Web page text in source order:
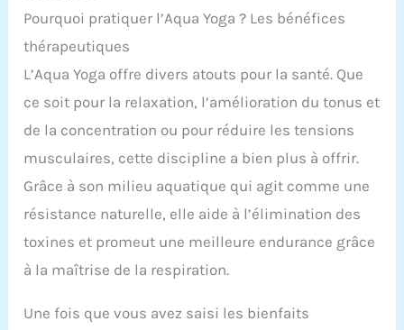
Pourquoi pratiquer l’Aqua Yoga ? Les bénéfices
thérapeutiques
L’Aqua Yoga offre divers atouts pour la santé. Que
ce soit pour la relaxation, l’amélioration du tonus et
de la concentration ou pour réduire les tensions
musculaires, cette discipline a bien plus à offrir.
Grâce à son milieu aquatique qui agit comme une
résistance naturelle, elle aide à l’élimination des
toxines et promeut une meilleure endurance grâce
à la maîtrise de la respiration.
Une fois que vous avez saisi les bienfaits